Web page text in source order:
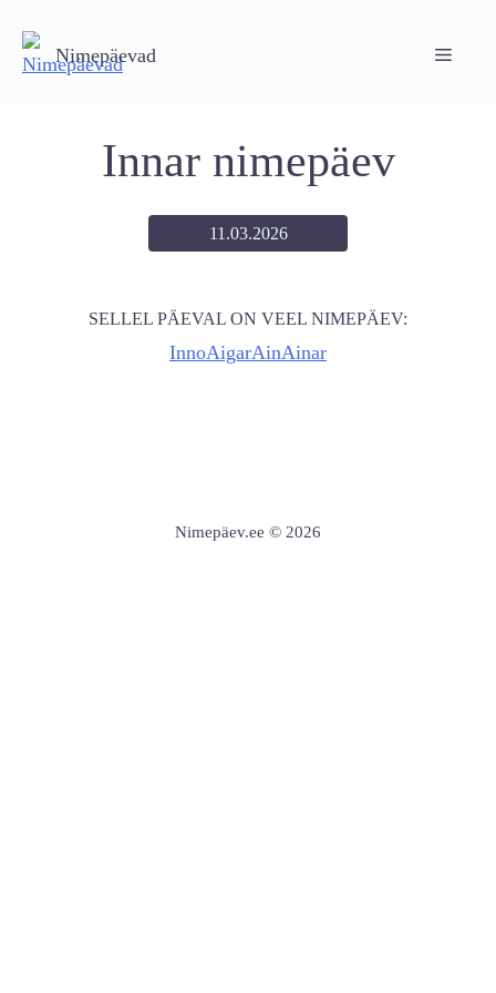
content
Nimepäevad Menu
Innar nimepäev
11.03.2026
SELLEL PÄEVAL ON VEEL NIMEPÄEV:
InnoAigarAinAinar
Nimepäev.ee © 2026